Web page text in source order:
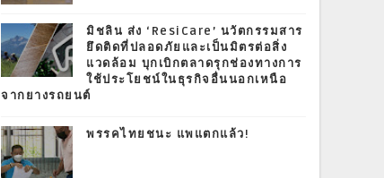
มิชลิน ส่ง ‘ResiCare’ นวัตกรรมสาร
ยึดติดที่ปลอดภัยและเป็นมิตรต่อสิ่ง
แวดล้อม บุกเบิกตลาดรุกช่องทางการ
ใช้ประโยชน์ในธุรกิจอื่นนอกเหนือ
จากยางรถยนต์
พรรคไทยชนะ แพแตกแล้ว!